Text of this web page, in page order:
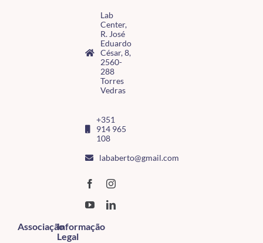
Lab
Center,
R. José
Eduardo
César, 8,
2560-
288
Torres
Vedras
+351
914 965
108
lababerto@gmail.com
AssociaçãoInformação
Legal